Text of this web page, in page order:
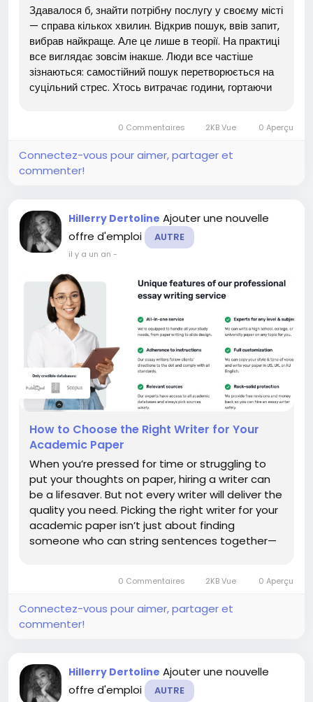
Здавалося б, знайти потрібну послугу у своєму місті
— справа кількох хвилин. Відкрив пошук, ввів запит,
вибрав найкраще. Але це лише в теорії. На практиці
все виглядає зовсім інакше. Люди все частіше
зізнаються: самостійний пошук перетворюється на
суцільний стрес. Хтось витрачає години, гортаючи
0 Commentaires 2KB Vue 0 Aperçu
Connectez-vous pour aimer, partager et
commenter!
Hillerry Dertoline Ajouter une nouvelle
offre d'emploi
AUTRE
il y a un an -
How to Choose the Right Writer for Your
Academic Paper
When you’re pressed for time or struggling to
put your thoughts on paper, hiring a writer can
be a lifesaver. But not every writer will deliver the
quality you need. Picking the right writer for your
academic paper isn’t just about finding
someone who can string sentences together—
0 Commentaires 2KB Vue 0 Aperçu
Connectez-vous pour aimer, partager et
commenter!
Hillerry Dertoline Ajouter une nouvelle
offre d'emploi
AUTRE